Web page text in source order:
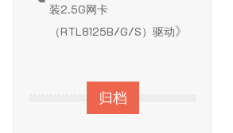
装2.5G网卡
（RTL8125B/G/S）驱动》
归档